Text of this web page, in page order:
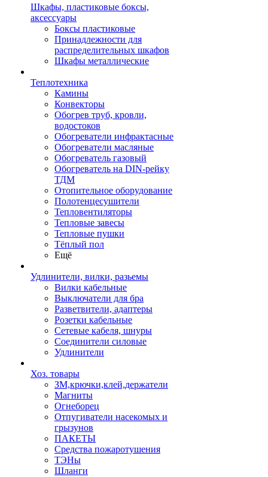
Шкафы, пластиковые боксы,
аксессуары
Боксы пластиковые
Принадлежности для
распределительных шкафов
Шкафы металлические
Теплотехника
Камины
Конвекторы
Обогрев труб, кровли,
водостоков
Обогреватели инфрактасные
Обогреватели масляные
Обогреватель газовый
Обогреватель на DIN-рейку
ТДМ
Отопительное оборудование
Полотенцесушители
Тепловентиляторы
Тепловые завесы
Тепловые пушки
Тёплый пол
Ещё
Удлинители, вилки, разьемы
Вилки кабельные
Выключатели для бра
Разветвители, адаптеры
Розетки кабельные
Сетевые кабеля, шнуры
Соединители силовые
Удлинители
Хоз. товары
ЗМ,крючки,клей,держатели
Магниты
Огнеборец
Отпугиватели насекомых и
грызунов
ПАКЕТЫ
Средства пожаротушения
ТЭНы
Шланги